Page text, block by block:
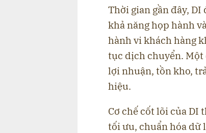
Thời gian gần đây,
khả năng họp hành
hành vi khách hàng
tục dịch chuyển. Một
lợi nhuận, tồn kho,
hiệu.
Cơ chế cốt lõi của DI
tối ưu, chuẩn hóa dữ